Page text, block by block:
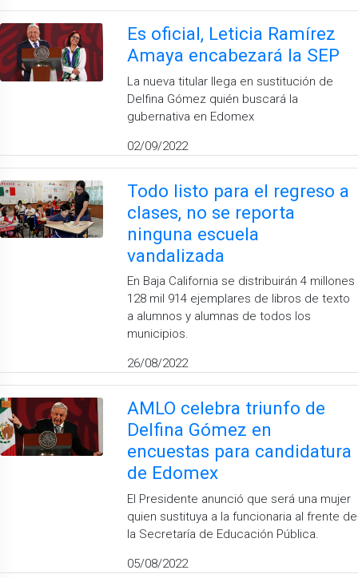
Es oficial, Leticia Ramírez
Amaya encabezará la SEP
La nueva titular llega en sustitución de
Delfina Gómez quién buscará la
gubernativa en Edomex
02/09/2022
Todo listo para el regreso a
clases, no se reporta
ninguna escuela
vandalizada
En Baja California se distribuirán 4 millones
128 mil 914 ejemplares de libros de texto
a alumnos y alumnas de todos los
municipios.
26/08/2022
AMLO celebra triunfo de
Delfina Gómez en
encuestas para candidatura
de Edomex
El Presidente anunció que será una mujer
quien sustituya a la funcionaria al frente de
la Secretaría de Educación Pública.
05/08/2022